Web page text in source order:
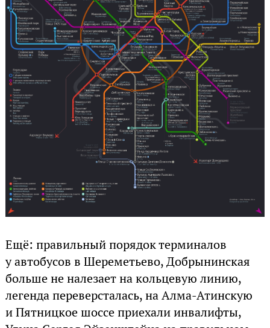
Ещё: правильный порядок терминалов
у автобусов в Шереметьево, Добрынинская
больше не налезает на кольцевую линию,
легенда переверсталась, на Алма-Атинскую
и Пятницкое шоссе приехали инвалифты,